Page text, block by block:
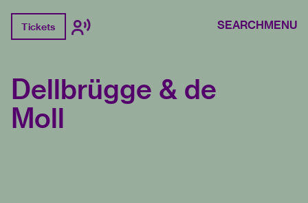
Tickets SEARCHMENU
Dellbrügge & de
Moll